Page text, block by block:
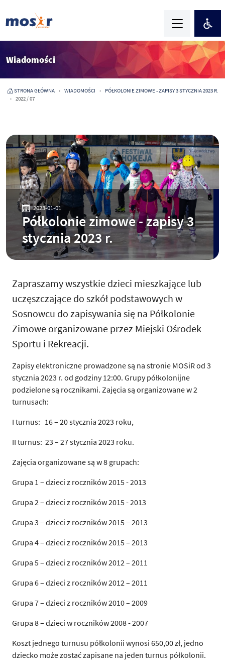
Wiadomości
STRONA GŁÓWNA WIADOMOŚCI
PÓŁKOLONIE ZIMOWE - ZAPISY 3 STYCZNIA 2023 R.
2022 / 07
2023-01-01
Półkolonie zimowe - zapisy 3
stycznia 2023 r.
Zapraszamy wszystkie dzieci mieszkające lub
uczęszczające do szkół podstawowych w
Sosnowcu do zapisywania się na Półkolonie
Zimowe organizowane przez Miejski Ośrodek
Sportu i Rekreacji.
Zapisy elektroniczne prowadzone są na stronie MOSiR od 3
stycznia 2023 r. od godziny 12:00. Grupy półkolonijne
podzielone są rocznikami. Zajęcia są organizowane w 2
turnusach:
I turnus: 16 – 20 stycznia 2023 roku,
II turnus: 23 – 27 stycznia 2023 roku.
Zajęcia organizowane są w 8 grupach:
Grupa 1 – dzieci z roczników 2015 - 2013
Grupa 2 – dzieci z roczników 2015 - 2013
Grupa 3 – dzieci z roczników 2015 – 2013
Grupa 4 – dzieci z roczników 2015 – 2013
Grupa 5 – dzieci z roczników 2012 – 2011
Grupa 6 – dzieci z roczników 2012 – 2011
Grupa 7 – dzieci z roczników 2010 – 2009
Grupa 8 – dzieci w roczników 2008 - 2007
Koszt jednego turnusu półkolonii wynosi 650,00 zł, jedno
dziecko może zostać zapisane na jeden turnus półkolonii.